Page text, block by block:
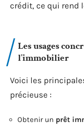
crédit, ce qui rend
Les usages
l’immobilier
Voici les
précieuse :
Obtenir un prêt